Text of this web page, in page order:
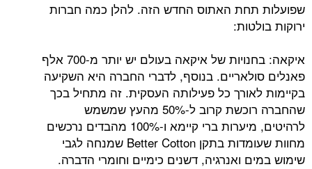
שפועלות תחת האתוס החדש הזה. להלן כמה חברות
ירוקות בולטות:
איקאה: בחנויות של איקאה בעולם יש יותר מ-700 אלף
פאנלים סולאריים. בנוסף, לדברי החברה היא השקיעה
בקיימות לאורך כל פעילותה העסקית. זה מתחיל בכך
שהחברה רוכשת קרוב ל-50% מהעץ שמשמש
לרהיטים, מיערות ברי קיימא ו-100% מהבדים נרכשים
מחוות שעומדות בתקן Better Cotton שמנחה לגבי
שימוש במים ואנרגיה, דשנים כימיים וחומרי הדברה.